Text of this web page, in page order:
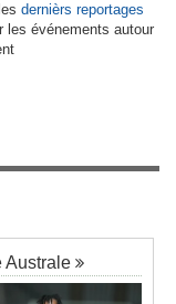
dernièrs reportages
les événements autour
Australe